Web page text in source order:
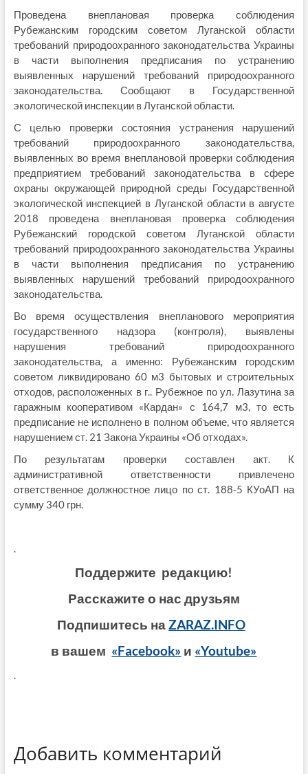
Проведена внеплановая проверка соблюдения
Рубежанским городским советом Луганской области
требований природоохранного законодательства Украины
в части выполнения предписания по устранению
выявленных нарушений требований природоохранного
законодательства. Сообщают в Государственной
экологической инспекции в Луганской области.
С целью проверки состояния устранения нарушений
требований природоохранного законодательства,
выявленных во время внеплановой проверки соблюдения
предприятием требований законодательства в сфере
охраны окружающей природной среды Государственной
экологической инспекцией в Луганской области в августе
2018 проведена внеплановая проверка соблюдения
Рубежанский городской советом Луганской области
требований природоохранного законодательства Украины
в части выполнения предписания по устранению
выявленных нарушений требований природоохранного
законодательства.
Во время осуществления внепланового мероприятия
государственного надзора (контроля), выявлены
нарушения требований природоохранного
законодательства, а именно: Рубежанским городским
советом ликвидировано 60 м3 бытовых и строительных
отходов, расположенных в г.. Рубежное по ул. Лазутина за
гаражным кооперативом «Кардан» с 164,7 м3, то есть
предписание не исполнено в полном объеме, что является
нарушением ст. 21 Закона Украины «Об отходах».
По результатам проверки составлен акт. К
административной ответственности привлечено
ответственное должностное лицо по ст. 188-5 КУоАП на
сумму 340 грн.
.
Поддержите редакцию!
Расскажите о нас друзьям
Подпишитесь наZARAZ.INFO
в вашем «Facebook» и «Youtube»
.
Добавить комментарий